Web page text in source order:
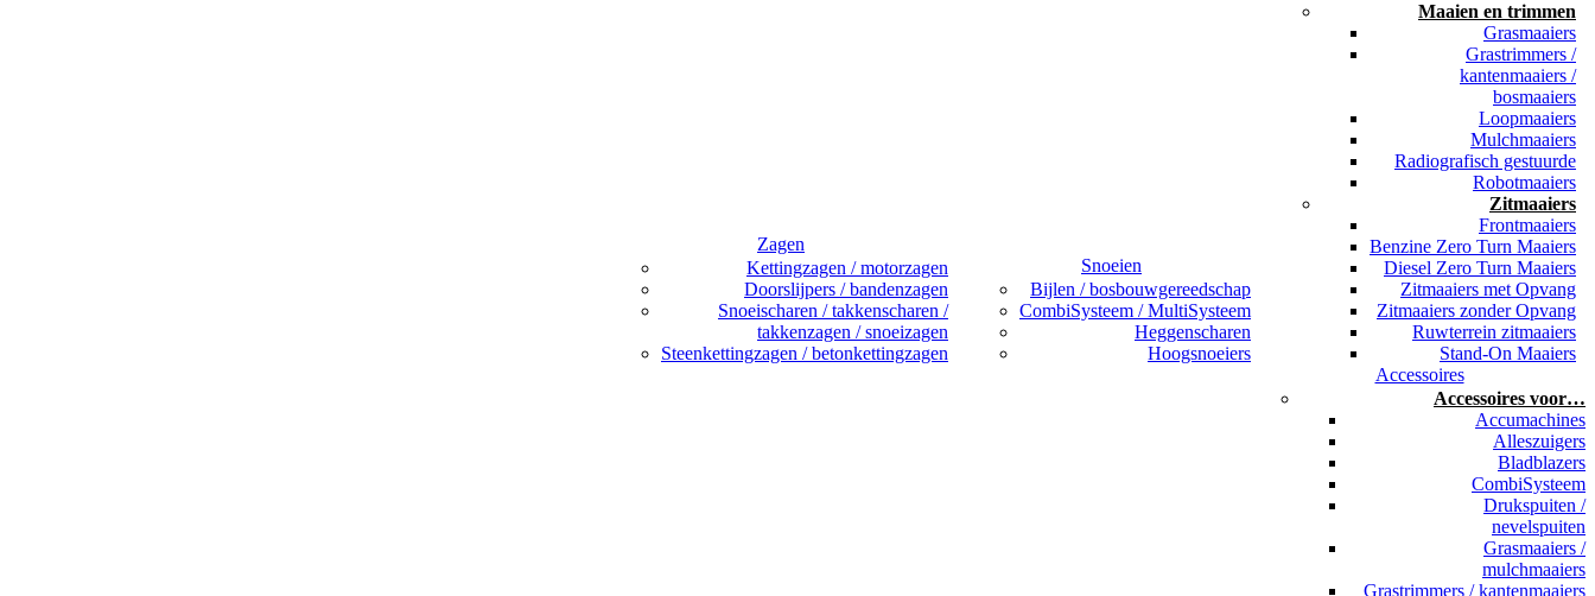
Zagen
Kettingzagen / motorzagen
Doorslijpers / bandenzagen
Snoeischaren / takkenscharen /
takkenzagen / snoeizagen
Steenkettingzagen / betonkettingzagen
Snoeien
Bijlen / bosbouwgereedschap
CombiSysteem / MultiSysteem
Heggenscharen
Hoogsnoeiers
Maaien en trimmen
Grasmaaiers
Grastrimmers /
kantenmaaiers /
bosmaaiers
Loopmaaiers
Mulchmaaiers
Radiografisch gestuurde
Robotmaaiers
Zitmaaiers
Frontmaaiers
Benzine Zero Turn Maaiers
Diesel Zero Turn Maaiers
Zitmaaiers met Opvang
Zitmaaiers zonder Opvang
Ruwterrein zitmaaiers
Stand-On Maaiers
Accessoires
Accessoires voor…
Accumachines
Alleszuigers
Bladblazers
CombiSysteem
Drukspuiten /
nevelspuiten
Grasmaaiers /
mulchmaaiers
Grastrimmers / kantenmaaiers